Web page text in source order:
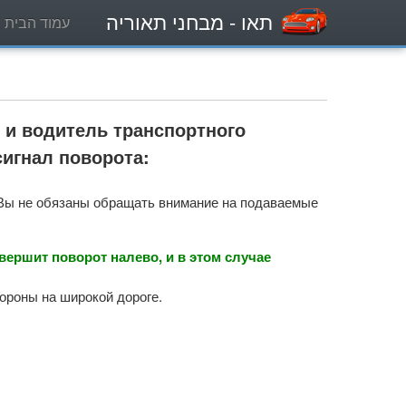
תאו - מבחני תאוריה עמוד הבית
водитель транспортного
поворота:
не обязаны обращать внимание на подаваемые
поворот налево, и в этом случае
на широкой дороге.